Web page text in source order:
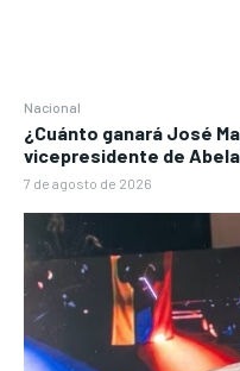
Nacional
¿Cuánto ganará José
vicepresidente de
7 de agosto de 2026